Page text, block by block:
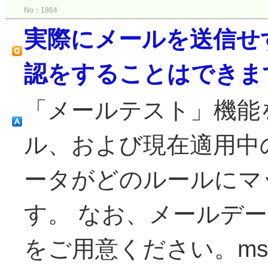
No：1864
実際にメールを送信
認をすることはでき
「メールテスト」機
ル、および現在適用
ータがどのルールに
す。 なお、メールデ
をご用意ください。